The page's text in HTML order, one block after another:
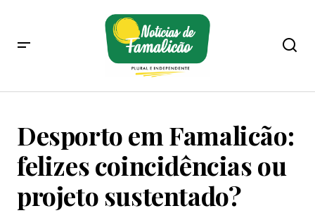
Desporto em Famalicão:
felizes coincidências ou
projeto sustentado?